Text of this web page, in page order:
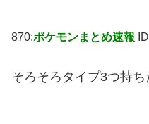
870:ポケモンまとめ速報
そろそろタイプ3つ持ち